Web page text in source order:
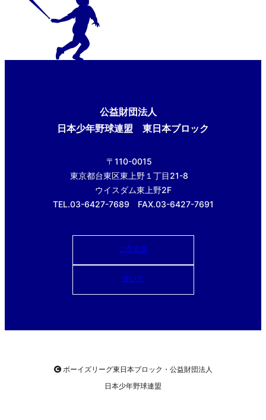
公益財団法人
日本少年野球連盟 東日本ブロック
〒110-0015
東京都台東区東上野１丁目21-8
ウイスダム東上野2F
TEL.03-6427-7689 FAX.03-6427-7691
ご意見箱
使い方
ボーイズリーグ東日本ブロック・公益財団法人
日本少年野球連盟